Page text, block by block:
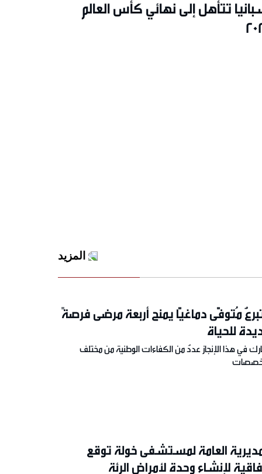
تتأهل إلى نهائي كأس العالم
المزيد
مُتوفًّى دماغيًّا يمنح أربعة مرضى فرصةً
للحياة
في هذا الإنجاز عددٌ من الكفاءات الوطنية من مختلف
العامة لمستشفى خولة توقع
لإنشاء وحدة لأمراض الرئة